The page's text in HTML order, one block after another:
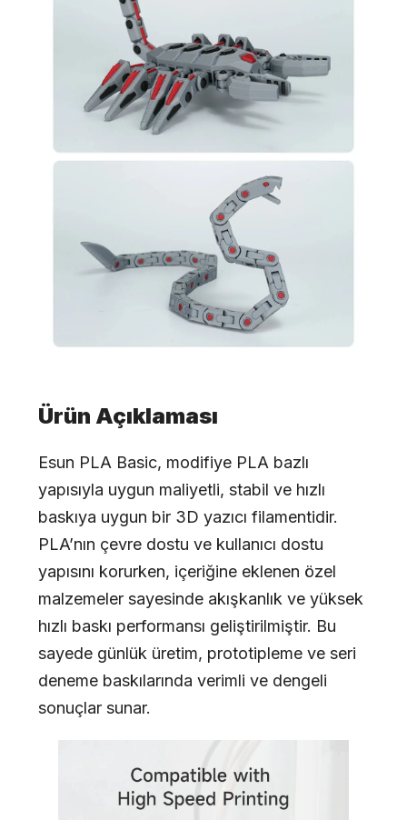
Ürün Açıklaması
Esun PLA Basic, modifiye PLA bazlı
yapısıyla uygun maliyetli, stabil ve hızlı
baskıya uygun bir 3D yazıcı filamentidir.
PLA’nın çevre dostu ve kullanıcı dostu
yapısını korurken, içeriğine eklenen özel
malzemeler sayesinde akışkanlık ve yüksek
hızlı baskı performansı geliştirilmiştir. Bu
sayede günlük üretim, prototipleme ve seri
deneme baskılarında verimli ve dengeli
sonuçlar sunar.